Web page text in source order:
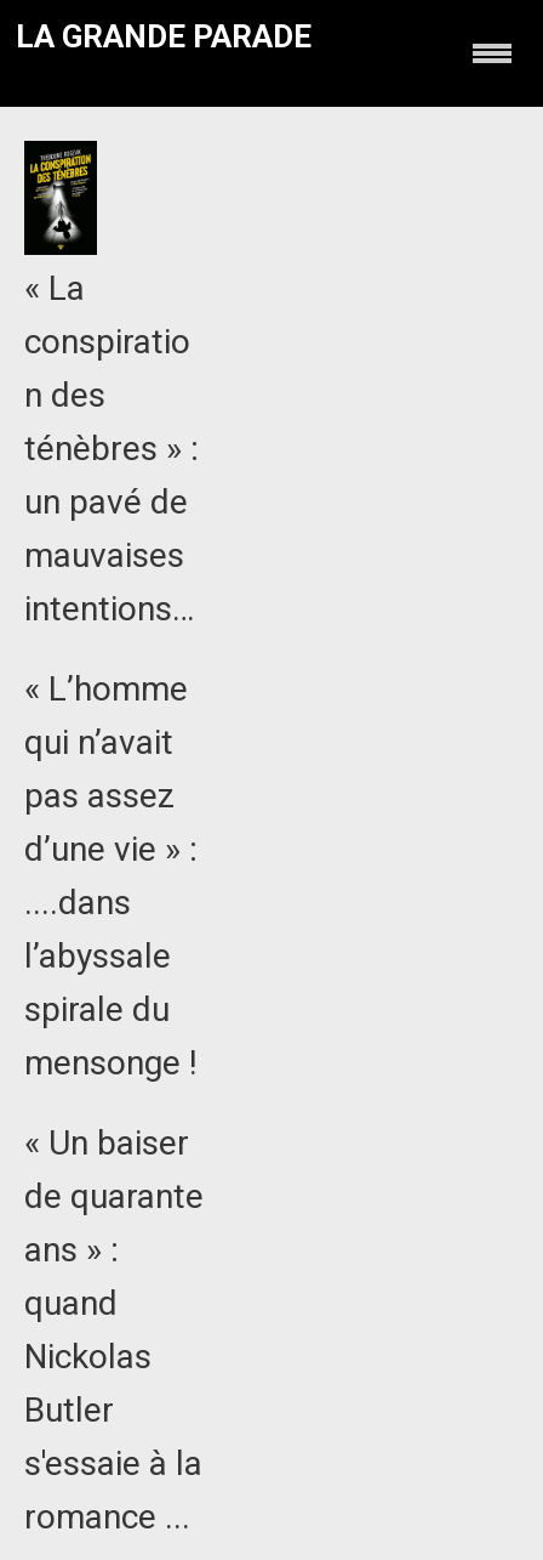
LA GRANDE PARADE
« La
conspiratio
n des
ténèbres » :
un pavé de
mauvaises
intentions…
« L’homme
qui n’avait
pas assez
d’une vie » :
....dans
l’abyssale
spirale du
mensonge !
« Un baiser
de quarante
ans » :
quand
Nickolas
Butler
s'essaie à la
romance ...